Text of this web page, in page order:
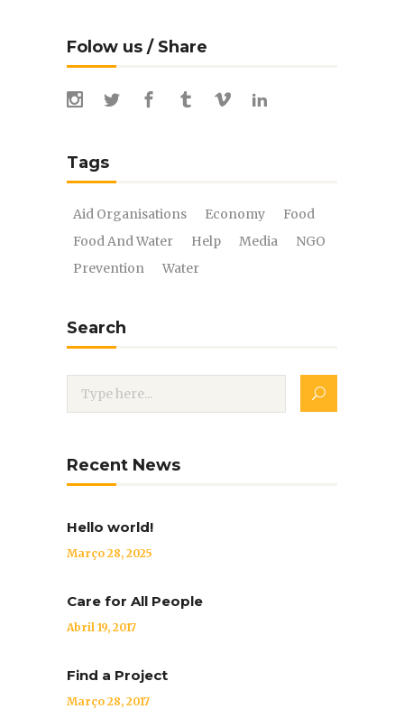
Folow us / Share
Tags
Aid Organisations Economy
Food
Food And Water
Help Media
NGO
Prevention
Water
Search
Recent News
Hello world!
Março 28, 2025
Care for All People
Abril 19, 2017
Find a Project
Março 28, 2017